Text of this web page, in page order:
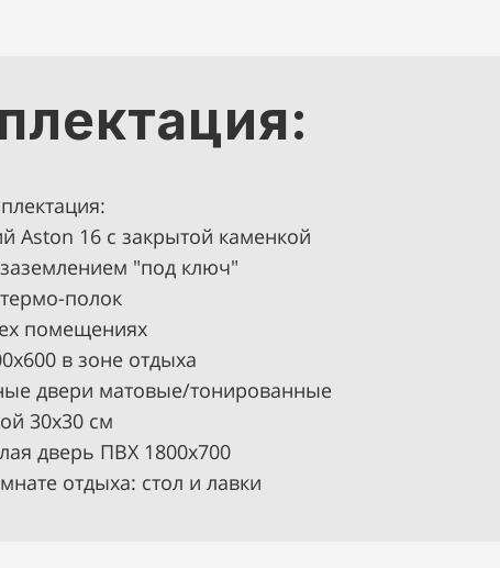
Aston 16 с закрытой каменкой
"под ключ"
полок
помещениях
в зоне отдыха
двери матовые/тонированные
30х30 см
дверь ПВХ 1800х700
отдыха: стол и лавки